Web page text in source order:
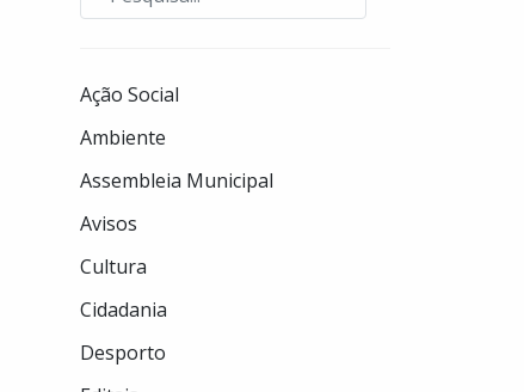
Ação Social
Ambiente
Assembleia Municipal
Avisos
Cultura
Cidadania
Desporto